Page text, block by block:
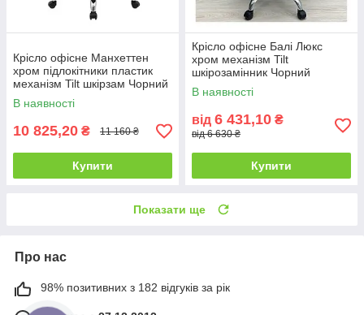
Крісло офісне Манхеттен
хром підлокітники пластик
механізм Tilt шкірзам Чорний
(Richman ТМ)
В наявності
10 825,20 ₴ 11 160 ₴
Купити
Крісло офісне Балі Люкс
хром механізм Tilt
шкірозамінник Чорний
(Richman ТМ)
В наявності
від 6 431,10 ₴
від 6 630 ₴
Купити
Показати ще
Про нас
98% позитивних з 182 відгуків за рік